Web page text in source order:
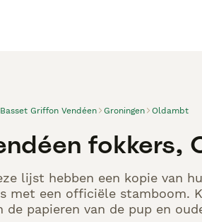
Griffon Vendéen Groningen Oldambt
fokkers,
lijst hebben een kopie van
met een officiële stamboom.
papieren van de pup en